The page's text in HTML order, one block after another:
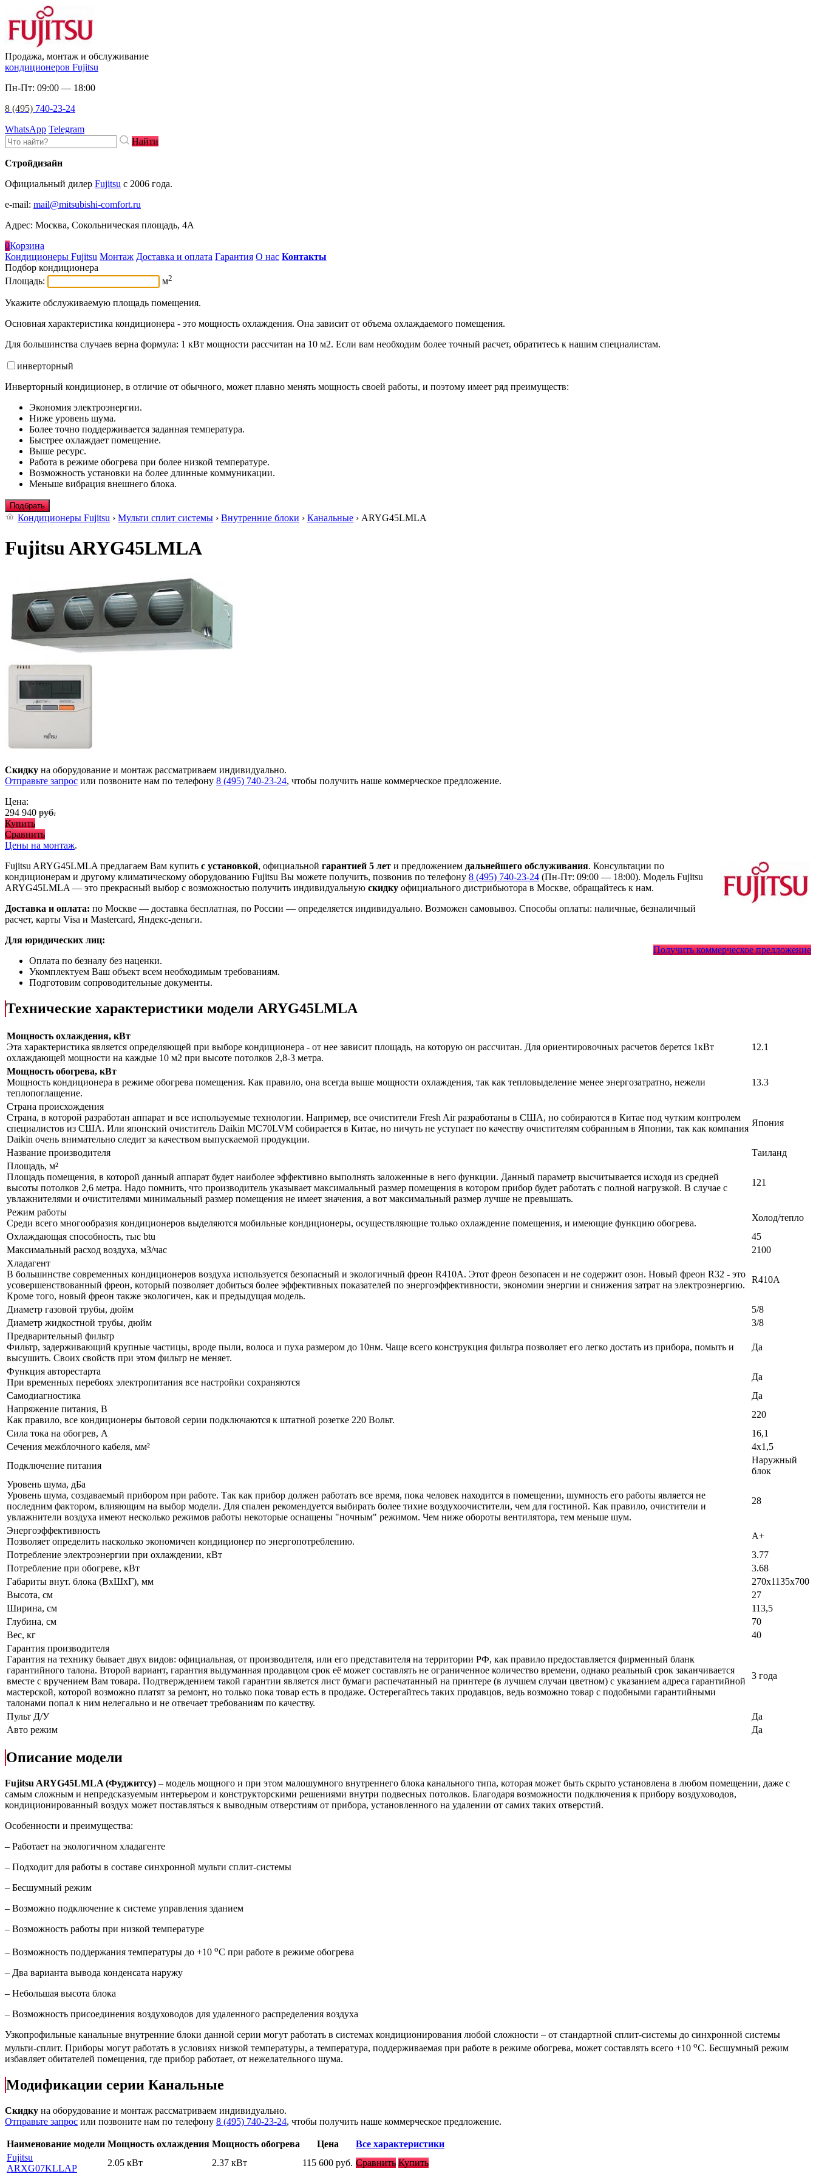
Продажа, монтаж и обслуживание
кондиционеров Fujitsu
Пн-Пт: 09:00 — 18:00
8 (495) 740-23-24
WhatsApp Telegram
Найти
Стройдизайн
Официальный дилер Fujitsu c 2006 года.
e-mail: mail@mitsubishi-comfort.ru
Адрес: Москва, Сокольническая площадь, 4А
0Корзина
Кондиционеры Fujitsu Монтаж Доставка и оплата Гарантия О нас Контакты
Подбор кондиционера
Площадь:
м2
Укажите обслуживаемую площадь помещения.
Основная характеристика кондиционера - это мощность охлаждения. Она зависит от объема охлаждаемого помещения.
Для большинства случаев верна формула: 1 кВт мощности рассчитан на 10 м2. Если вам необходим более точный расчет, обратитесь к нашим специалистам.
инверторный
Инверторный кондиционер, в отличие от обычного, может плавно менять мощность своей работы, и поэтому имеет ряд преимуществ:
Экономия электроэнергии.
Ниже уровень шума.
Более точно поддерживается заданная температура.
Быстрее охлаждает помещение.
Выше ресурс.
Работа в режиме обогрева при более низкой температуре.
Возможность установки на более длинные коммуникации.
Меньше вибрация внешнего блока.
Подбрать
Кондиционеры Fujitsu › Мульти сплит системы › Внутренние блоки › Канальные › ARYG45LMLA
Fujitsu ARYG45LMLA
Скидку на оборудование и монтаж рассматриваем индивидуально.
Отправьте запрос или позвоните нам по телефону 8 (495) 740-23-24, чтобы получить наше коммерческое предложение.
Цена:
294 940 руб.
Купить
Сравнить
Цены на монтаж.
Fujitsu ARYG45LMLA предлагаем Вам купить с установкой, официальной гарантией 5 лет и предложением дальнейшего обслуживания. Консультации по
кондиционерам и другому климатическому оборудованию Fujitsu Вы можете получить, позвонив по телефону 8 (495) 740-23-24 (Пн-Пт: 09:00 — 18:00). Модель Fujitsu
ARYG45LMLA — это прекрасный выбор с возможностью получить индивидуальную скидку официального дистрибьютора в Москве, обращайтесь к нам.
Доставка и оплата: по Москве — доставка бесплатная, по России — определяется индивидуально. Возможен самовывоз. Способы оплаты: наличные, безналичный
расчет, карты Visa и Mastercard, Яндекс-деньги.
Получить коммерческое предложение
Для юридических лиц:
Оплата по безналу без наценки.
Укомплектуем Ваш объект всем необходимым требованиям.
Подготовим сопроводительные документы.
Технические характеристики модели ARYG45LMLA
Мощность охлаждения, кВт
Эта характеристика является определяющей при выборе кондиционера - от нее зависит площадь, на которую он рассчитан. Для ориентировочных расчетов берется 1кВт
охлаждающей мощности на каждые 10 м2 при высоте потолков 2,8-3 метра.
12.1
Мощность обогрева, кВт
Мощность кондиционера в режиме обогрева помещения. Как правило, она всегда выше мощности охлаждения, так как тепловыделение менее энергозатратно, нежели
теплопоглащение.
13.3
Страна происхождения
Страна, в которой разработан аппарат и все используемые технологии. Например, все очистители Fresh Air разработаны в США, но собираются в Китае под чутким контролем
специалистов из США. Или японский очиститель Daikin MC70LVM собирается в Китае, но ничуть не уступает по качеству очистителям собранным в Японии, так как компания
Daikin очень внимательно следит за качеством выпускаемой продукции.
Япония
Название производителя
Таиланд
Площадь, м²
Площадь помещения, в которой данный аппарат будет наиболее эффективно выполнять заложенные в него функции. Данный параметр высчитывается исходя из средней
высоты потолков 2,6 метра. Надо помнить, что производитель указывает максимальный размер помещения в котором прибор будет работать с полной нагрузкой. В случае с
увлажнителями и очистителями минимальный размер помещения не имеет значения, а вот максимальный размер лучше не превышать.
121
Режим работы
Среди всего многообразия кондиционеров выделяются мобильные кондиционеры, осуществляющие только охлаждение помещения, и имеющие функцию обогрева.
Холод/тепло
Охлаждающая способность, тыс btu
45
Максимальный расход воздуха, м3/час
2100
Хладагент
В большинстве современных кондиционеров воздуха используется безопасный и экологичный фреон R410A. Этот фреон безопасен и не содержит озон. Новый фреон R32 - это
усовершенствованный фреон, который позволяет добиться более эффективных показателей по энергоэффективности, экономии энергии и снижения затрат на электроэнергию.
Кроме того, новый фреон также экологичен, как и предыдущая модель.
R410A
Диаметр газовой трубы, дюйм
5/8
Диаметр жидкостной трубы, дюйм
3/8
Предварительный фильтр
Фильтр, задерживающий крупные частицы, вроде пыли, волоса и пуха размером до 10нм. Чаще всего конструкция фильтра позволяет его легко достать из прибора, помыть и
высушить. Своих свойств при этом фильтр не меняет.
Да
Функция авторестарта
При временных перебоях электропитания все настройки сохраняются
Да
Самодиагностика
Да
Напряжение питания, В
Как правило, все кондиционеры бытовой серии подключаются к штатной розетке 220 Вольт.
220
Сила тока на обогрев, А
16,1
Сечения межблочного кабеля, мм²
4х1,5
Подключение питания
Наружный
блок
Уровень шума, дБа
Уровень шума, создаваемый прибором при работе. Так как прибор должен работать все время, пока человек находится в помещении, шумность его работы является не
последним фактором, влияющим на выбор модели. Для спален рекомендуется выбирать более тихие воздухоочистители, чем для гостиной. Как правило, очистители и
увлажнители воздуха имеют несколько режимов работы некоторые оснащены "ночным" режимом. Чем ниже обороты вентилятора, тем меньше шум.
28
Энергоэффективность
Позволяет определить насколько экономичен кондиционер по энергопотреблению.
A+
Потребление электроэнергии при охлаждении, кВт
3.77
Потребление при обогреве, кВт
3.68
Габариты внут. блока (ВхШхГ), мм
270x1135x700
Высота, см
27
Ширина, см
113,5
Глубина, см
70
Вес, кг
40
Гарантия производителя
Гарантия на технику бывает двух видов: официальная, от производителя, или его представителя на территории РФ, как правило предоставляется фирменный бланк
гарантийного талона. Второй вариант, гарантия выдуманная продавцом срок её может составлять не ограниченное количество времени, однако реальный срок заканчивается
вместе с вручением Вам товара. Подтверждением такой гарантии является лист бумаги распечатанный на принтере (в лучшем случаи цветном) с указанием адреса гарантийной
мастерской, которой возможно платят за ремонт, но только пока товар есть в продаже. Остерегайтесь таких продавцов, ведь возможно товар с подобными гарантийными
талонами попал к ним нелегально и не отвечает требованиям по качеству.
3 года
Пульт Д/У
Да
Авто режим
Да
Описание модели
Fujitsu ARYG45LMLA (Фуджитсу) – модель мощного и при этом малошумного внутреннего блока канального типа, которая может быть скрыто установлена в любом помещении, даже с
самым сложным и непредсказуемым интерьером и конструкторскими решениями внутри подвесных потолков. Благодаря возможности подключения к прибору воздуховодов,
кондиционированный воздух может поставляться к выводным отверстиям от прибора, установленного на удалении от самих таких отверстий.
Особенности и преимущества:
– Работает на экологичном хладагенте
– Подходит для работы в составе синхронной мульти сплит-системы
– Бесшумный режим
– Возможно подключение к системе управления зданием
– Возможность работы при низкой температуре
– Возможность поддержания температуры до +10 оС при работе в режиме обогрева
– Два варианта вывода конденсата наружу
– Небольшая высота блока
– Возможность присоединения воздуховодов для удаленного распределения воздуха
Узкопрофильные канальные внутренние блоки данной серии могут работать в системах кондиционирования любой сложности – от стандартной сплит-системы до синхронной системы
мульти-сплит. Приборы могут работать в условиях низкой температуры, а температура, поддерживаемая при работе в режиме обогрева, может составлять всего +10 оС. Бесшумный режим
избавляет обитателей помещения, где прибор работает, от нежелательного шума.
Модификации серии Канальные
Скидку на оборудование и монтаж рассматриваем индивидуально.
Отправьте запрос или позвоните нам по телефону 8 (495) 740-23-24, чтобы получить наше коммерческое предложение.
Наименование модели Мощность охлаждения Мощность обогрева Цена
Все характеристики
Fujitsu
ARXG07KLLAP
2.05 кВт 2.37 кВт 115 600 руб. Сравнить Купить